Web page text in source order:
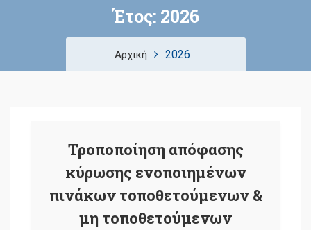
Έτος: 2026
Αρχική 2026
Τροποποίηση απόφασης
κύρωσης ενοποιημένων
πινάκων τοποθετούμενων &
μη τοποθετούμενων